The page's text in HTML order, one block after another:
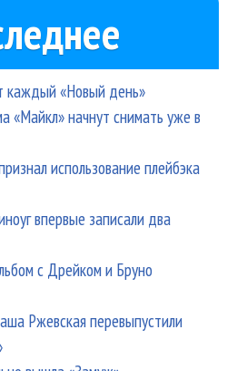
каждый «Новый день»
«Майкл» начнут снимать уже в
использование плейбэка
впервые записали два
с Дрейком и Бруно
Ржевская перевыпустили